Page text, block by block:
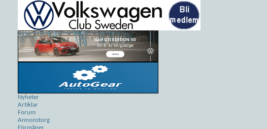
Nyheter
Artiklar
Forum
Annonstorg